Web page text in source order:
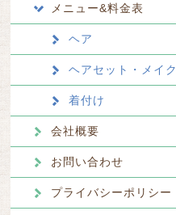
メニュー&料金表
ヘア
ヘアセット・メイク
着付け
会社概要
お問い合わせ
プライバシーポリシー